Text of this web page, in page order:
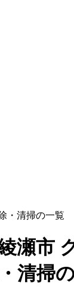
・清掃の一覧
瀬市
清掃